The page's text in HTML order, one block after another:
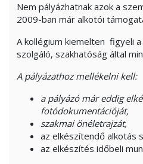
Nem pályázhatnak azok a
2009-ban már alkotói
A kollégium kiemelten figyeli
szolgáló, szakhatóság által
A pályázathoz mellékelni kell:
a pályázó már eddig
fotódokumentációját,
szakmai önéletrajzát,
az elkészítendő alkotás
az elkészítés időbeli